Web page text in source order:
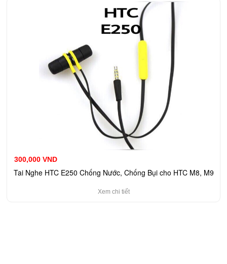
300,000 VND
Tai Nghe HTC E250 Chống Nước, Chống Bụi cho HTC M8, M9
Xem chi tiết